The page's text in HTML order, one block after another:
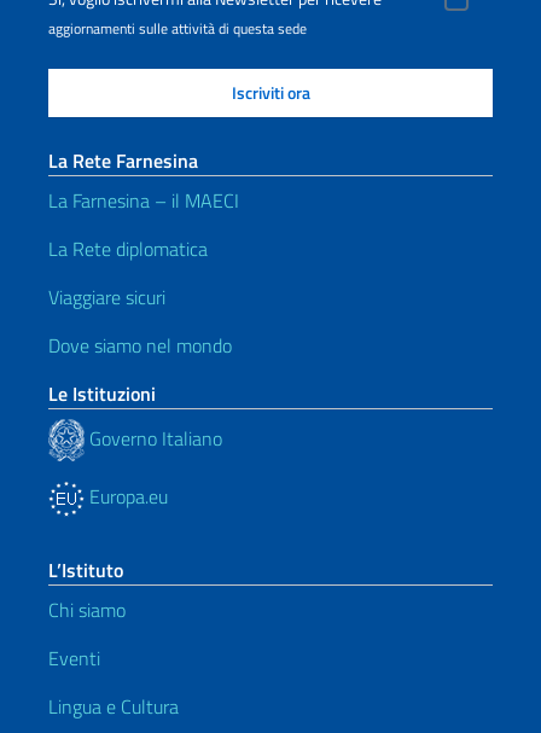
aggiornamenti sulle attività di questa sede
La Rete Farnesina
La Farnesina – il MAECI
La Rete diplomatica
Viaggiare sicuri
Dove siamo nel mondo
Le Istituzioni
Governo Italiano
Europa.eu
L’Istituto
Chi siamo
Eventi
Lingua e Cultura